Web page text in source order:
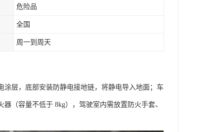
危险品
全国
周一到周天
层，底部安装防静电接地链，将静电导入地面；车
（容量不低于 8kg），驾驶室内需放置防火手套、